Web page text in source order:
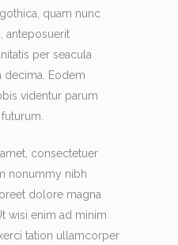
quam nunc
anteposuerit
per seacula
decima. Eodem
videntur parum
consectetuer
nonummy nibh
dolore magna
wisi enim ad minim
tation ullamcorper